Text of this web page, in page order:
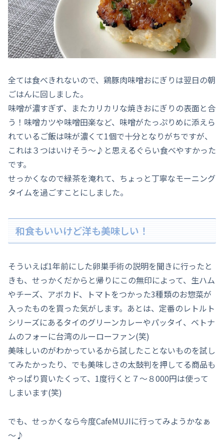
全ては食べきれないので、鶏豚肉味噌おにぎりは翌日の朝
ごはんに回しました。
味噌が濃すぎず、またカリカリな焼きおにぎりの表面と合
う！味噌カツや味噌田楽など、味噌がたっぷりめに添えら
れているご飯は味が濃くて1個で十分となりがちですが、
これは３つはいけそう～♪と思えるぐらい食べやすかった
です。
せっかくなので緑茶を淹れて、ちょっと丁寧なモーニング
タイムを過ごすことにしました。
和食もいいけど洋も美味しい！
そういえば1年前にした卵巣手術の説明を聞きに行ったと
きも、せっかくだからと帰りにこの無印によって、生ハム
やチーズ、アボカド、トマトをつかった3種類のお惣菜が
入ったものを買った気がします。あとは、定番のレトルト
シリーズにあるタイのグリーンカレーやパッタイ、ベトナ
ムのフォーに台湾のルーローファン(笑)
美味しいのがわかっているから試したことないものを試し
てみたかったり、でも美味しさの太鼓判を押してる商品も
やっぱり買いたくって、1度行くと７～８000円は使って
しまいます(笑)
でも、せっかくなら今度CafeMUJIに行ってみようかなぁ
～♪